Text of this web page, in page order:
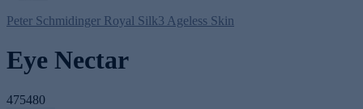
Peter Schmidinger Royal Silk3 Ageless Skin
Eye Nectar
475480